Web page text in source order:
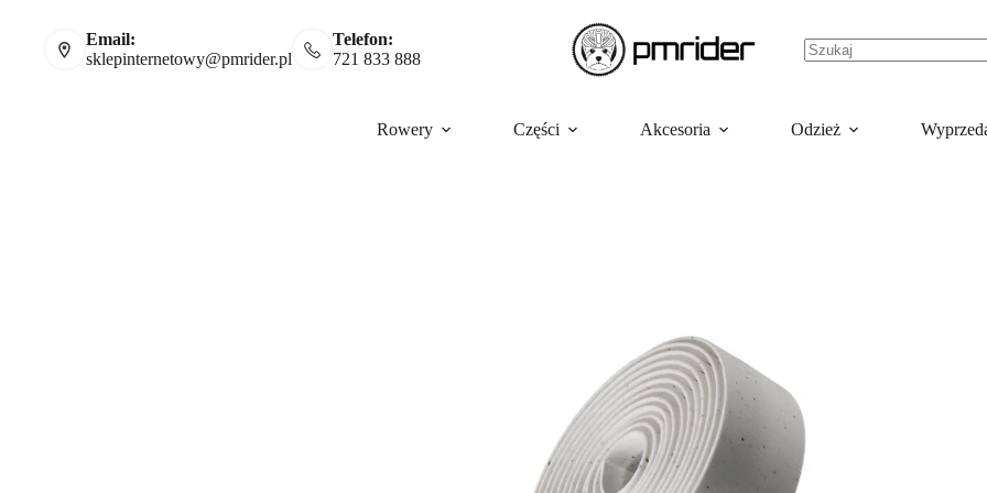
Email:
sklepinternetowy@pmrider.pl
Telefon:
721 833 888
Rowery Części Akcesoria Odzież